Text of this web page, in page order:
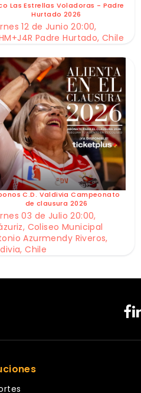
Las Estrellas Voladoras - Padre
Hurtado 2026
12 de Junio 20:00,
Padre Hurtado, Chile
C.D. Valdivia Campeonato
de clausura 2026
03 de Julio 20:00,
Coliseo Municipal
Azurmendy Riveros,
Chile